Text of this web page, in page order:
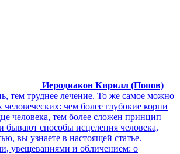
Иеродиакон Кирилл (Попов)
тем труднее лечение. То же самое можно
человеческих: чем более глубокие корни
человека, тем более сложен принцип
бывают способы исцеления человека,
вы узнаете в настоящей статье.
увещеваниями и обличением: о